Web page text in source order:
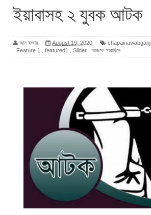
ইয়াবাসহ ২ যুবক আটক
আম বাজার August 19, 2020 chapainawabganj
Feature 1 featured1 Slider আজকে সারাদিনে